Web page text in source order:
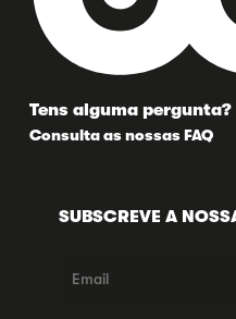
Tens alguma pergunta?
Consulta as nossas FAQ
SUBSCREVE A